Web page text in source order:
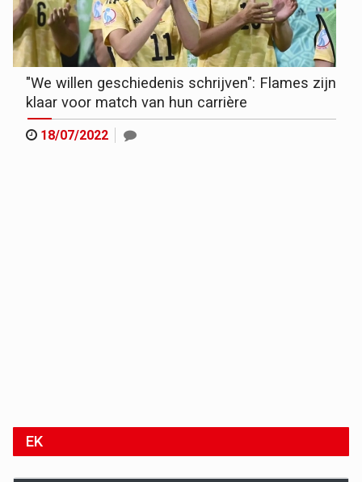
"We willen geschiedenis schrijven": Flames zijn
klaar voor match van hun carrière
18/07/2022
EK